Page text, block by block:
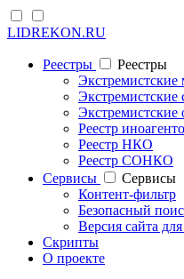
LIDREKON.RU
Реестры
Реестры
Экстремистские
Экстремистские
Экстремистские
Реестр
Реестр НКО
Реестр СОНКО
Cервисы
Cервисы
Контент-фильтр
Безопасный
Версия сайта
Скрипты
О проекте